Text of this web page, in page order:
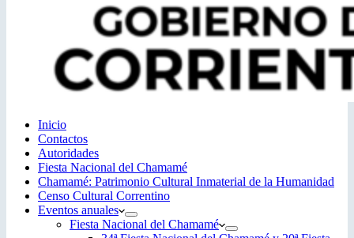
Inicio
Contactos
Autoridades
Fiesta Nacional del Chamamé
Chamamé: Patrimonio Cultural Inmaterial de la Humanidad
Censo Cultural Correntino
Eventos anuales
Fiesta Nacional del Chamamé